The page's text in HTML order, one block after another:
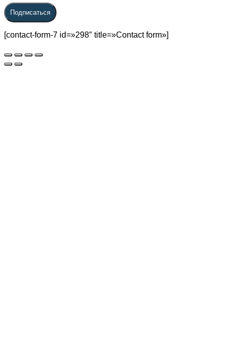
Подписаться
[contact-form-7 id=»298″ title=»Contact form»]